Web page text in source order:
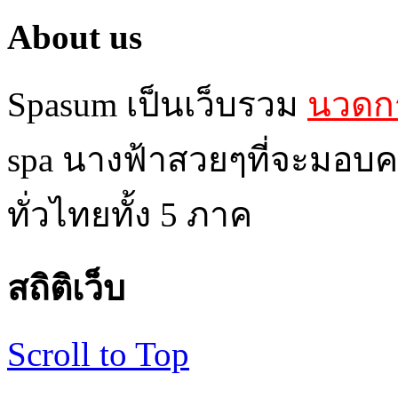
About us
Spasum เป็นเว็บรวม นวด
spa นางฟ้าสวยๆที่จะมอ
ทั่วไทยทั้ง 5 ภาค
สถิติเว็บ
Scroll to Top